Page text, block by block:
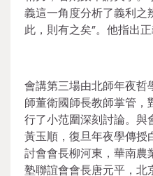
義這一角度分析了義利之
此，則有之矣”。他指出
會講第三場由北師年夜哲
師董衛國師長教師掌管
行了小范圍深刻討論。與
黃玉順，復旦年夜學傳授
討會會長柳河東，華南農
塾聯誼會會長唐元平，北